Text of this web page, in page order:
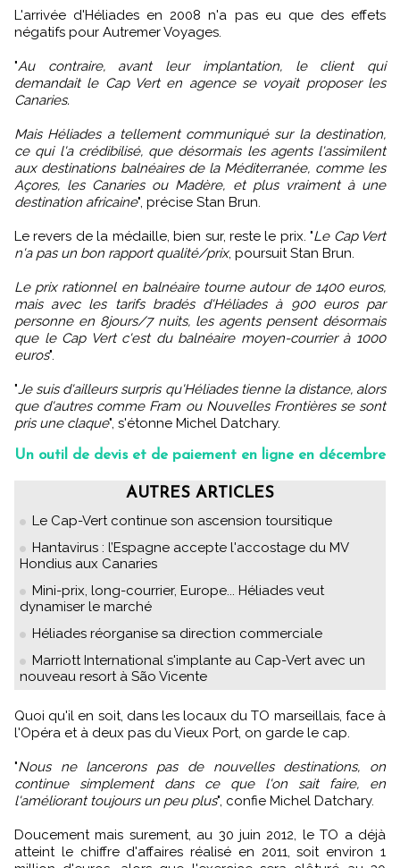
L'arrivée d'Héliades en 2008 n'a pas eu que des effets
négatifs pour Autremer Voyages.
"Au contraire, avant leur implantation, le client qui
demandait le Cap Vert en agence se voyait proposer les
Canaries.
Mais Héliades a tellement communiqué sur la destination,
ce qui l'a crédibilisé, que désormais les agents l'assimilent
aux destinations balnéaires de la Méditerranée, comme les
Açores, les Canaries ou Madère, et plus vraiment à une
destination africaine", précise Stan Brun.
Le revers de la médaille, bien sur, reste le prix. "Le Cap Vert
n'a pas un bon rapport qualité/prix, poursuit Stan Brun.
Le prix rationnel en balnéaire tourne autour de 1400 euros,
mais avec les tarifs bradés d'Héliades à 900 euros par
personne en 8jours/7 nuits, les agents pensent désormais
que le Cap Vert c'est du balnéaire moyen-courrier à 1000
euros".
"Je suis d'ailleurs surpris qu'Héliades tienne la distance, alors
que d'autres comme Fram ou Nouvelles Frontières se sont
pris une claque", s'étonne Michel Datchary.
Un outil de devis et de paiement en ligne en décembre
AUTRES ARTICLES
Le Cap-Vert continue son ascension toursitique
Hantavirus : l’Espagne accepte l'accostage du MV
Hondius aux Canaries
Mini-prix, long-courrier, Europe... Héliades veut
dynamiser le marché
Héliades réorganise sa direction commerciale
Marriott International s'implante au Cap-Vert avec un
nouveau resort à São Vicente
Quoi qu'il en soit, dans les locaux du TO marseillais, face à
l'Opéra et à deux pas du Vieux Port, on garde le cap.
"Nous ne lancerons pas de nouvelles destinations, on
continue simplement dans ce que l'on sait faire, en
l'améliorant toujours un peu plus", confie Michel Datchary.
Doucement mais surement, au 30 juin 2012, le TO a déjà
atteint le chiffre d'affaires réalisé en 2011, soit environ 1